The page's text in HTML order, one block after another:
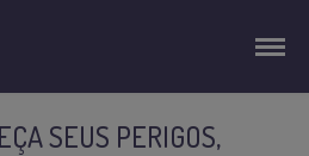
SEUS PERIGOS,